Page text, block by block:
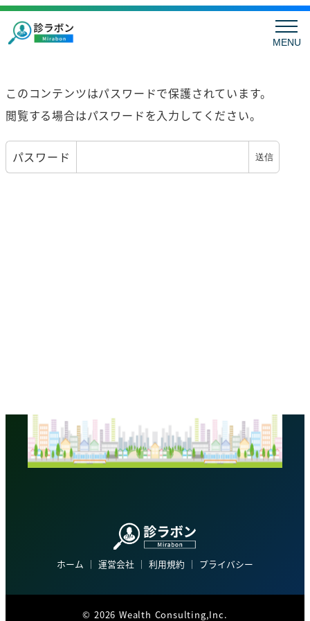
MENU
このコンテンツはパスワードで保護されています。
閲覧する場合はパスワードを入力してください。
パスワード
ホーム │ 運営会社 │ 利用規約 │ プライバシー
© 2026 Wealth Consulting,Inc.